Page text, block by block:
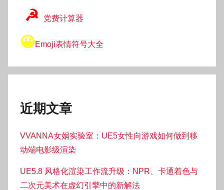
☭ 党费计算器
😀Emoji表情符号大全
近期文章
VVANNA女娲实验室：UE5女性向游戏如何做到移
动端电影级渲染
UE5.8 风格化渲染工作流升级：NPR、卡通着色与
二次元美术在虚幻引擎中的新解法